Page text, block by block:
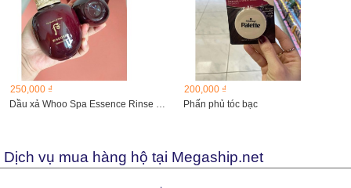
250,000 ₫
Dầu xả Whoo Spa Essence Rinse 220ml
200,000 ₫
Phấn phủ tóc bạc
Dịch vụ mua hàng hộ tại Megaship.net